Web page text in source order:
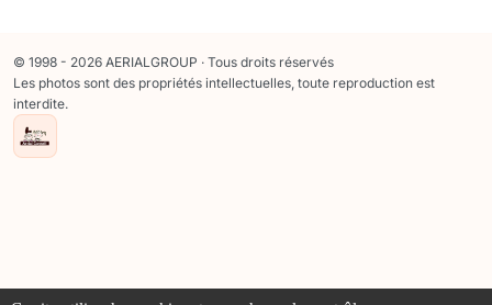
© 1998 - 2026 AERIALGROUP · Tous droits réservés
Les photos sont des propriétés intellectuelles, toute reproduction est
interdite.